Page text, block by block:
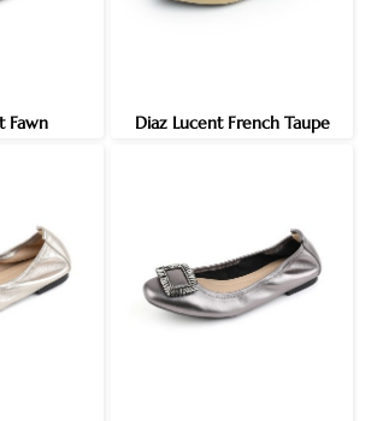
Fawn Diaz Lucent French Taupe